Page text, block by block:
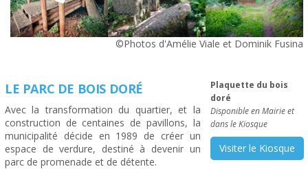
©Photos d'Amélie Viale et Dominik Fusina
LE PARC DE BOIS DORÉ
Avec la transformation du quartier, et la
construction de centaines de pavillons, la
municipalité décide en 1989 de créer un
espace de verdure, destiné à devenir un
parc de promenade et de détente.
Plaquette du bois
doré
Disponible en Mairie et
dans le Kiosque
Visiter le Kiosque